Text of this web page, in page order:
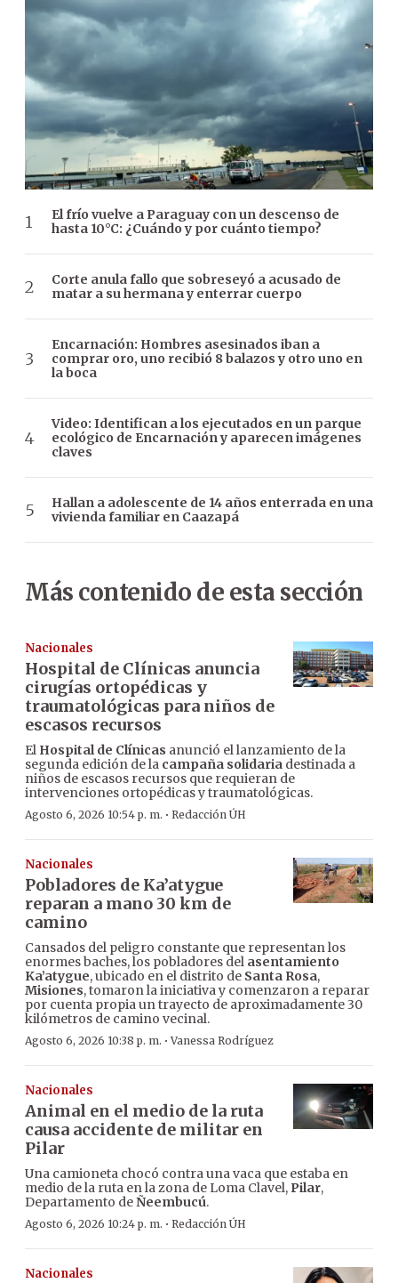
El frío vuelve a Paraguay con un descenso de
hasta 10°C: ¿Cuándo y por cuánto tiempo?
Corte anula fallo que sobreseyó a acusado de
matar a su hermana y enterrar cuerpo
Encarnación: Hombres asesinados iban a
comprar oro, uno recibió 8 balazos y otro uno en
la boca
Video: Identifican a los ejecutados en un parque
ecológico de Encarnación y aparecen imágenes
claves
Hallan a adolescente de 14 años enterrada en una
vivienda familiar en Caazapá
Más contenido de esta sección
Nacionales
Hospital de Clínicas anuncia
cirugías ortopédicas y
traumatológicas para niños de
escasos recursos
El Hospital de Clínicas anunció el lanzamiento de la
segunda edición de la campaña solidaria destinada a
niños de escasos recursos que requieran de
intervenciones ortopédicas y traumatológicas.
Agosto 6, 2026 10:54 p. m. · Redacción ÚH
Nacionales
Pobladores de Ka’atygue
reparan a mano 30 km de
camino
Cansados del peligro constante que representan los
enormes baches, los pobladores del asentamiento
Ka’atygue, ubicado en el distrito de Santa Rosa,
Misiones, tomaron la iniciativa y comenzaron a reparar
por cuenta propia un trayecto de aproximadamente 30
kilómetros de camino vecinal.
Agosto 6, 2026 10:38 p. m. ·Vanessa Rodríguez
Nacionales
Animal en el medio de la ruta
causa accidente de militar en
Pilar
Una camioneta chocó contra una vaca que estaba en
medio de la ruta en la zona de Loma Clavel, Pilar,
Departamento deÑeembucú.
Agosto 6, 2026 10:24 p. m. · Redacción ÚH
Nacionales